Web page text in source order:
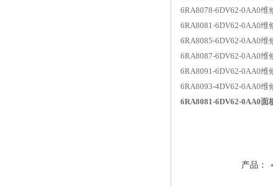
6RA8078-6DV62-0AA0维
6RA8081-6DV62-0AA0维
6RA8085-6DV62-0AA0维
6RA8087-6DV62-0AA0维
6RA8091-6DV62-0AA0维
6RA8093-4DV62-0AA0维
6RA8081-6DV62-0AA0面
产品：